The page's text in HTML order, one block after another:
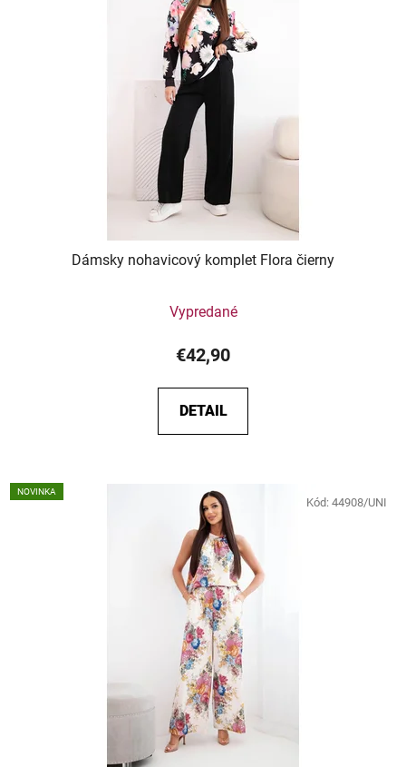
Dámsky nohavicový komplet Flora čierny
Vypredané
€42,90
DETAIL
NOVINKA
Kód: 44908/UNI